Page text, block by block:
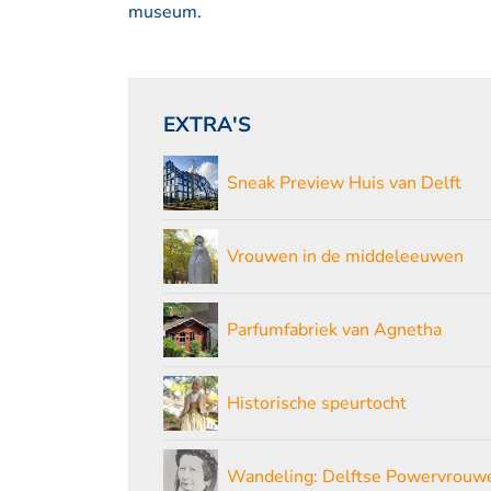
museum.
EXTRA'S
Sneak Preview Huis van Delft
Vrouwen in de middeleeuwen
Parfumfabriek van Agnetha
Historische speurtocht
Wandeling: Delftse